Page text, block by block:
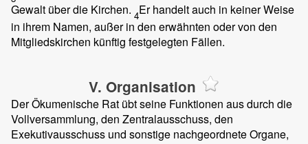
Gewalt über die Kirchen. 4Er handelt auch in keiner Weise
in ihrem Namen, außer in den erwähnten oder von den
Mitgliedskirchen künftig festgelegten Fällen.
V. Organisation
Der Ökumenische Rat übt seine Funktionen aus durch die
Vollversammlung, den Zentralausschuss, den
Exekutivausschuss und sonstige nachgeordnete Organe,